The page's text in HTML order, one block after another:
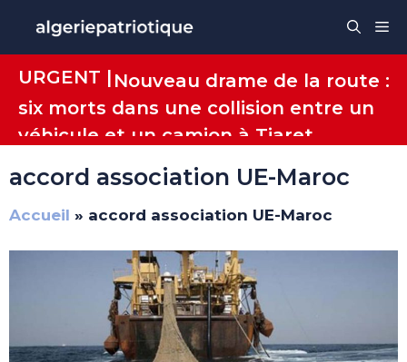
contenu
URGENT | Nouveau drame de la route :
six morts dans une collision entre un
véhicule et un camion à Tiaret
accord association UE-Maroc
Accueil » accord association UE-Maroc